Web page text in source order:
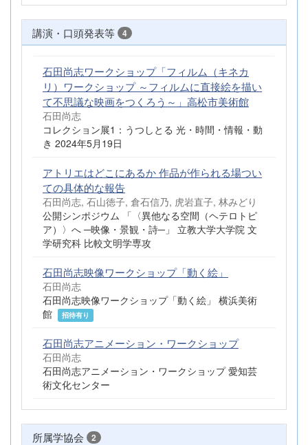
講演・口頭発表等 4
石田尚志ワークショップ「フィルム（キネカ
リ）ワークショップ ～フィルムに直接絵を描い
て不思議な映画をつくろう～」高松市美術館
石田尚志
コレクション展1：うつしとる 光・時間・情報・動
き 2024年5月19日
アトリエはどこにあるか 作品が作られる場つい
ての具体的な報告
石田尚志, 石山徳子, 倉石信乃, 虎岩直子, 林みどり
公開シンポジウム 「〈異他なる空間（ヘテロトピ
ア）〉へ ─映像・景観・詩─」 立教大学大学院 文
学研究科 比較文明学専攻
石田尚志映像ワークショップ「動く絵」
石田尚志
石田尚志映像ワークショップ「動く絵」 横浜美術
館
招待有り
石田尚志アニメーション・ワークショップ
石田尚志
石田尚志アニメーション・ワークショップ 愛知芸
術文化センター
所属学協会 2